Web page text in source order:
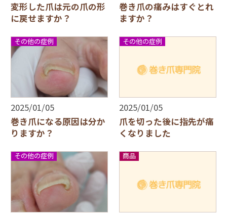
変形した爪は元の爪の形
に戻せますか？
巻き爪の痛みはすぐとれ
ますか？
その他の症例
2025/01/05
巻き爪になる原因は分か
りますか？
その他の症例
2025/01/05
爪を切った後に指先が痛
くなりました
その他の症例 商品